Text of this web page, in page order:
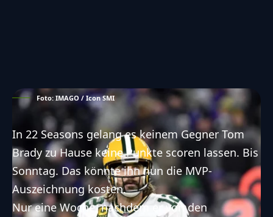
Foto: IMAGO / Icon SMI
In 22 Seasons gelang es keinem Gegner Tom
Brady zu Hause keine Punkte scoren lassen. Bis
Sonntag. Das könnte ihn nun die MVP-
Auszeichnung kosten.
Nur eine Woche, nachdem er von den